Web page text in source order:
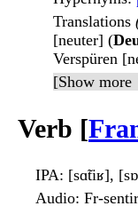
Translations
[neuter] (
Verspüren
[Show
Verb [
IPA: [sɑ̃tiʁ],
Audio: Fr-